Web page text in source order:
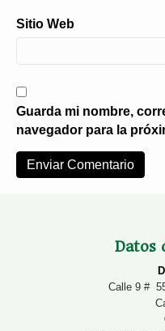
Sitio Web
Guarda mi nombre,
navegador para la
Datos
Calle 9 #